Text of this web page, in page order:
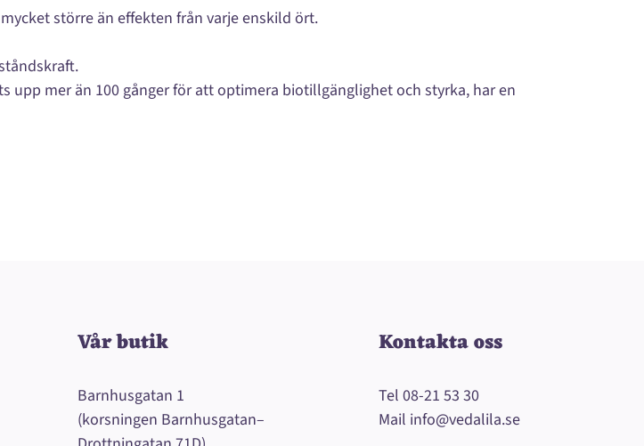
större än effekten från varje enskild ört.
upp mer än 100 gånger för att optimera biotillgänglighet och styrka, har en
Vår butik
Barnhusgatan 1
(korsningen Barnhusgatan–
Kontakta oss
Tel 08-21 53 30
Mail info@vedalila.se